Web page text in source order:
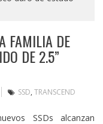
FAMILIA DE
DE 2.5”
SSD, TRANSCEND
SSDs alcanzan